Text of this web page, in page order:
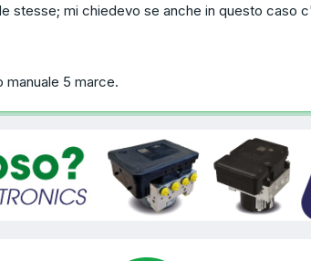
stesse; mi chiedevo se anche in questo caso
manuale 5 marce.